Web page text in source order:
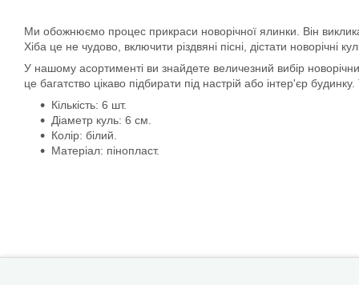
Ми обожнюємо процес прикраси новорічної ялинки. Він
Хіба це не чудово, включити різдвяні пісні, дістати новорічні
У нашому асортименті ви знайдете величезний вибір
це багатство цікаво підбирати під настрій або інтер'єр
Кількість: 6 шт.
Діаметр куль: 6 см.
Колір: білий.
Матеріал: пінопласт.